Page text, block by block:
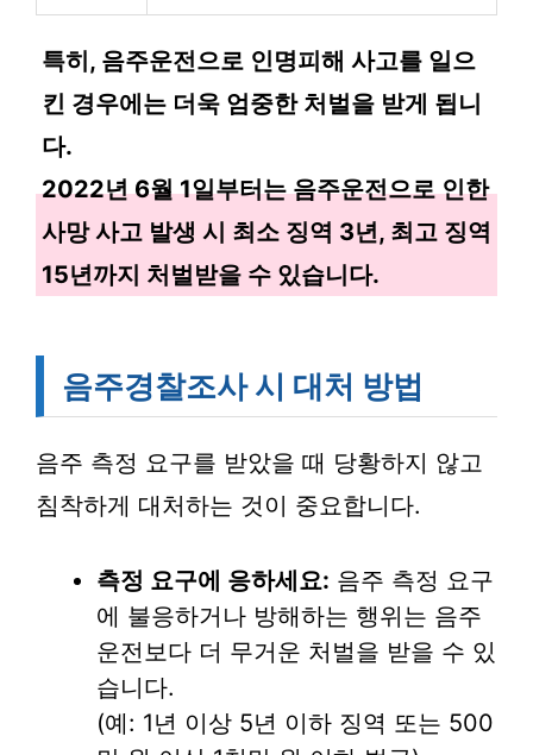
특히, 음주운전으로 인명피해 사고를 일으
킨 경우에는 더욱 엄중한 처벌을 받게 됩니
다.
2022년 6월 1일부터는 음주운전으로 인한
사망 사고 발생 시 최소 징역 3년, 최고 징역
15년까지 처벌받을 수 있습니다.
음주경찰조사 시 대처 방법
음주 측정 요구를 받았을 때 당황하지 않고
침착하게 대처하는 것이 중요합니다.
측정 요구에 응하세요: 음주 측정 요구
에 불응하거나 방해하는 행위는 음주
운전보다 더 무거운 처벌을 받을 수 있
습니다.
(예: 1년 이상 5년 이하 징역 또는 500